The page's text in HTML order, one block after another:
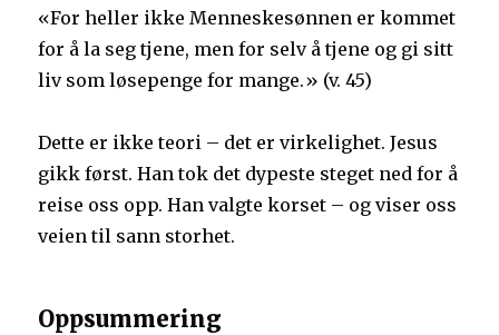
«For heller ikke Menneskesønnen er kommet
for å la seg tjene, men for selv å tjene og gi sitt
liv som løsepenge for mange.» (v. 45)
Dette er ikke teori – det er virkelighet. Jesus
gikk først. Han tok det dypeste steget ned for å
reise oss opp. Han valgte korset – og viser oss
veien til sann storhet.
Oppsummering